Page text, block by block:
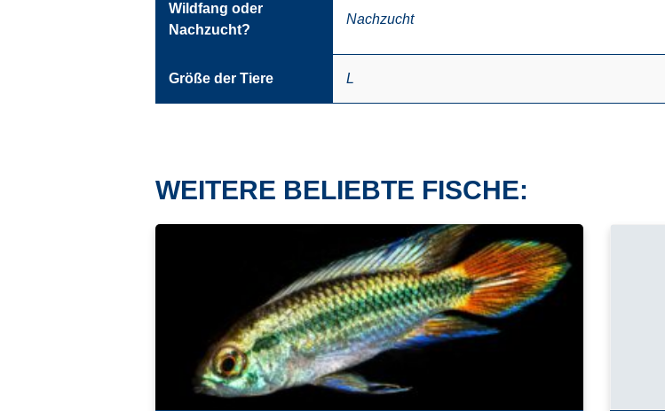
Wildfang oder
Nachzucht?
Nachzucht
Größe der Tiere L
WEITERE BELIEBTE FISCHE: